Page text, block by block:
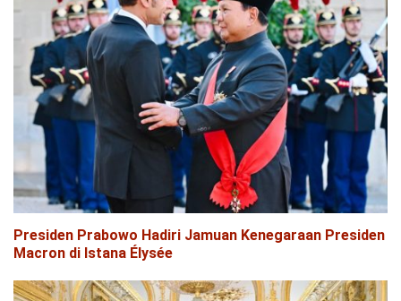
Presiden Prabowo Hadiri Jamuan Kenegaraan Presiden
Macron di Istana Élysée